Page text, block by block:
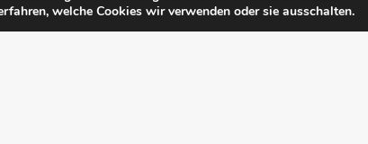
welche Cookies wir verwenden oder sie ausschalten.